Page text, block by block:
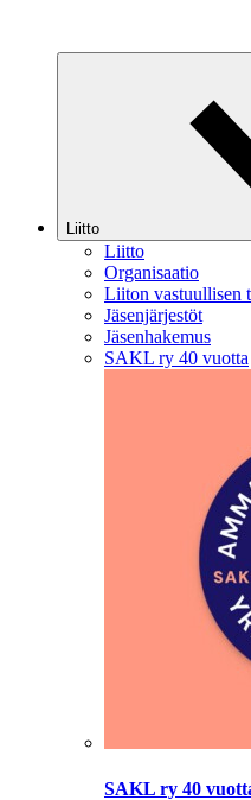
Liitto
Liitto
Organisaatio
Liiton vastuullisen
Jäsenjärjestöt
Jäsenhakemus
SAKL ry 40 vuotta
SAKL ry 40